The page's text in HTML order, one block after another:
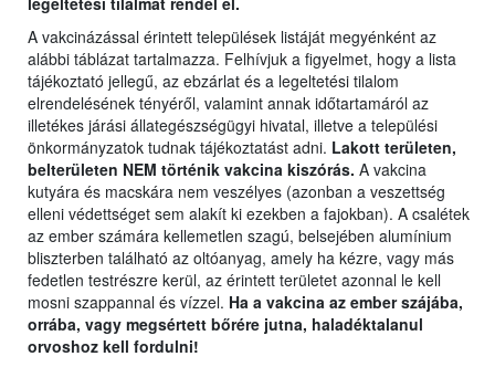
A vakcinázással érintett települések listáját megyénként az
alábbi táblázat tartalmazza. Felhívjuk a figyelmet, hogy a lista
tájékoztató jellegű, az ebzárlat és a legeltetési tilalom
elrendelésének tényéről, valamint annak időtartamáról az
illetékes járási állategészségügyi hivatal, illetve a települési
önkormányzatok tudnak tájékoztatást adni. Lakott területen,
belterületen NEM történik vakcina kiszórás. A vakcina
kutyára és macskára nem veszélyes (azonban a veszettség
elleni védettséget sem alakít ki ezekben a fajokban). A csalétek
az ember számára kellemetlen szagú, belsejében alumínium
bliszterben található az oltóanyag, amely ha kézre, vagy más
fedetlen testrészre kerül, az érintett területet azonnal le kell
mosni szappannal és vízzel. Ha a vakcina az ember szájába,
orrába, vagy megsértett bőrére jutna, haladéktalanul
orvoshoz kell fordulni!